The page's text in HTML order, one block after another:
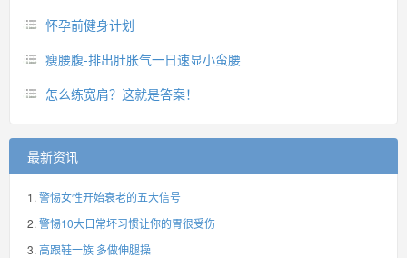
怀孕前健身计划
瘦腰腹-排出肚胀气一日速显小蛮腰
怎么练宽肩？这就是答案！
最新资讯
警惕女性开始衰老的五大信号
警惕10大日常坏习惯让你的胃很受伤
高跟鞋一族 多做伸腿操